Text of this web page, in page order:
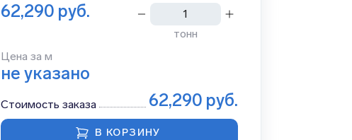
62,290 руб.
тонн
Цена за м
не указано
Стоимость заказа 62,290 руб.
В КОРЗИНУ